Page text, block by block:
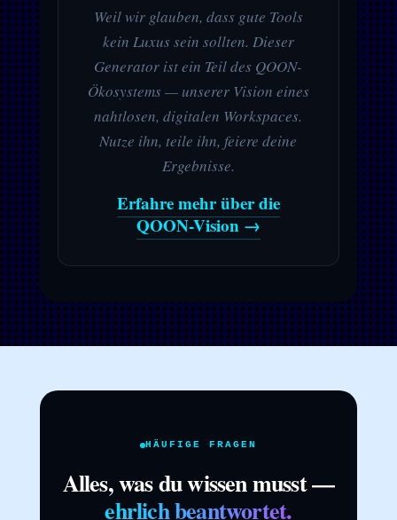
Weil wir glauben, dass gute Tools
kein Luxus sein sollten. Dieser
Generator ist ein Teil des QOON-
Ökosystems — unserer Vision eines
nahtlosen, digitalen Workspaces.
Nutze ihn, teile ihn, feiere deine
Ergebnisse.
Erfahre mehr über die
QOON-Vision →
HÄUFIGE FRAGEN
Alles, was du wissen musst —
ehrlich beantwortet.